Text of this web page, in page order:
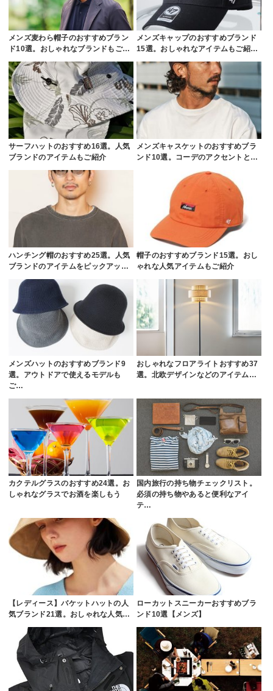
メンズ麦わら帽子のおすすめブラン
ド10選。おしゃれなブランドもご…
メンズキャップのおすすめブランド
15選。おしゃれなアイテムもご紹…
サーフハットのおすすめ16選。人気
ブランドのアイテムもご紹介
メンズキャスケットのおすすめブラ
ンド10選。コーデのアクセントと…
ハンチング帽のおすすめ25選。人気
ブランドのアイテムをピックアッ…
帽子のおすすめブランド15選。おし
ゃれな人気アイテムもご紹介
メンズハットのおすすめブランド9
選。アウトドアで使えるモデルも
ご…
おしゃれなフロアライトおすすめ37
選。北欧デザインなどのアイテム…
カクテルグラスのおすすめ24選。お
しゃれなグラスでお酒を楽しもう
国内旅行の持ち物チェックリスト。
必須の持ち物やあると便利なアイ
テ…
【レディース】バケットハットの人
気ブランド21選。おしゃれな人気…
ローカットスニーカーおすすめブラ
ンド10選【メンズ】